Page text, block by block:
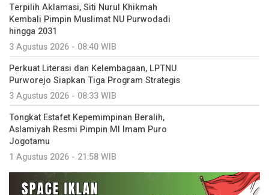
Terpilih Aklamasi, Siti Nurul Khikmah
Kembali Pimpin Muslimat NU Purwodadi
hingga 2031
3 Agustus 2026 - 08:40 WIB
Perkuat Literasi dan Kelembagaan, LPTNU
Purworejo Siapkan Tiga Program Strategis
3 Agustus 2026 - 08:33 WIB
Tongkat Estafet Kepemimpinan Beralih,
Aslamiyah Resmi Pimpin MI Imam Puro
Jogotamu
1 Agustus 2026 - 21:58 WIB